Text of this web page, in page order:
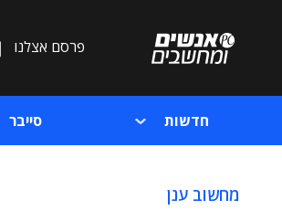
פרסם אצלנו
חדשות סייבר
מחשוב ענן